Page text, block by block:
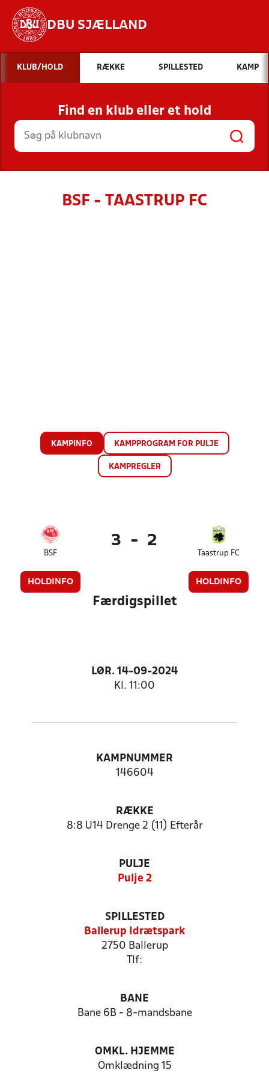
DBU SJÆLLAND
Hvad vil du søge efter?
INDHOLD OG NYHEDER
STILLINGER, RESULTATER, KLUBBER OG
HOLD
KLUB/HOLD RÆKKE SPILLESTED KAMP
Find en klub eller et hold
BSF - TAASTRUP FC
KAMPINFO KAMPPROGRAM FOR PULJE
KAMPREGLER
BSF
HOLDINFO
3 - 2
Taastrup FC
HOLDINFO
Færdigspillet
LØR. 14-09-2024
Kl. 11:00
KAMPNUMMER
146604
RÆKKE
8:8 U14 Drenge 2 (11) Efterår
PULJE
Pulje 2
SPILLESTED
Ballerup Idrætspark
2750 Ballerup
Tlf:
BANE
Bane 6B - 8-mandsbane
OMKL. HJEMME
Omklædning 15